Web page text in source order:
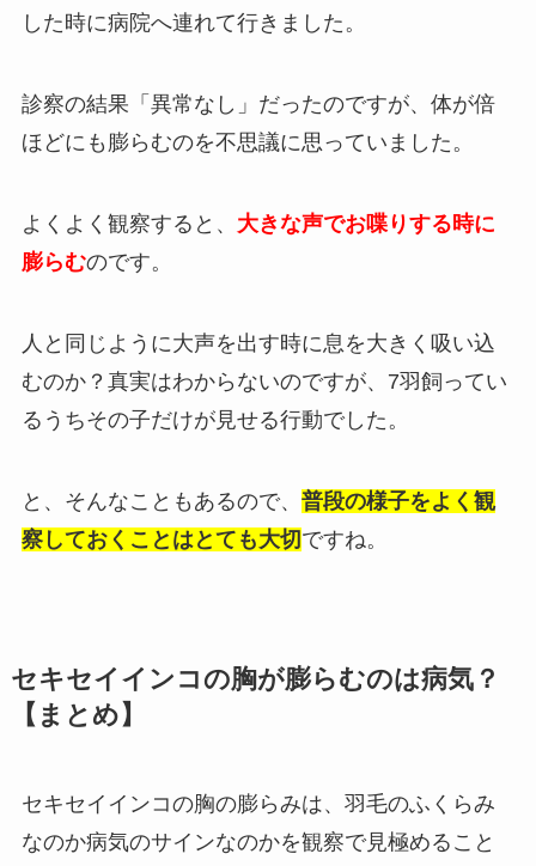
した時に病院へ連れて行きました。
診察の結果「異常なし」だったのですが、体が倍
ほどにも膨らむのを不思議に思っていました。
よくよく観察すると、 大きな声でお喋りする時に
膨らむのです。
人と同じように大声を出す時に息を大きく吸い込
むのか？真実はわからないのですが、7羽飼ってい
るうちその子だけが見せる行動でした。
と、そんなこともあるので、 普段の様子をよく観
察しておくことはとても大切ですね。
セキセイインコの胸が膨らむのは病気？
【まとめ】
セキセイインコの胸の膨らみは、羽毛のふくらみ
なのか病気のサインなのかを観察で見極めること